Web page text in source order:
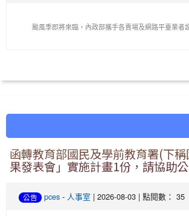
颱風季即將來臨，內政部攜手各賣場及網路平臺業者
函轉教育部國民及學前教育署(下
果發表會」實施計畫1份，請協助
公告 pces - 人事室 | 2026-08-03 | 點閱數： 35